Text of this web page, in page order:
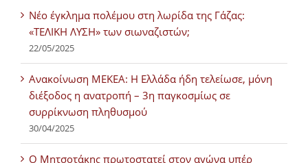
Νέο έγκλημα πολέμου στη λωρίδα της Γάζας:
«ΤΕΛΙΚΗ ΛΥΣΗ» των σιωναζιστών;
22/05/2025
Ανακοίνωση ΜΕΚΕΑ: Η Ελλάδα ήδη τελείωσε, μόνη
διέξοδος η ανατροπή – 3η παγκοσμίως σε
συρρίκνωση πληθυσμού
30/04/2025
Ο Μητσοτάκης πρωτοστατεί στον αγώνα υπέρ